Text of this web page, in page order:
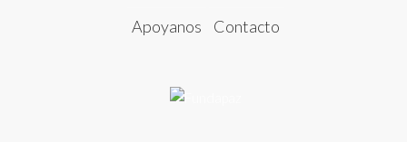
Apoyanos
Contacto